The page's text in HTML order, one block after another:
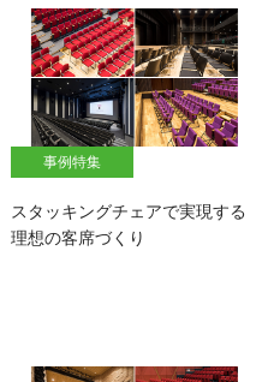
事例特集
スタッキングチェアで実現する
理想の客席づくり